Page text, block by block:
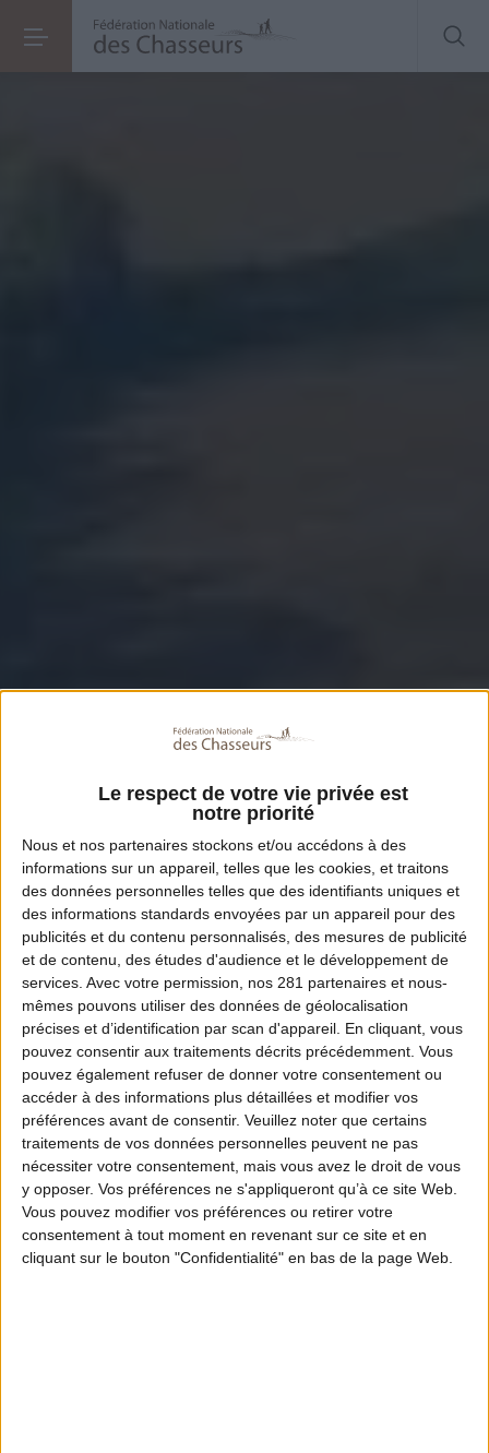
Le respect de votre vie privée est
notre priorité
Nous et nos partenaires stockons et/ou accédons à des
informations sur un appareil, telles que les cookies, et traitons
des données personnelles telles que des identifiants uniques et
des informations standards envoyées par un appareil pour des
publicités et du contenu personnalisés, des mesures de publicité
et de contenu, des études d'audience et le développement de
services. Avec votre permission, nos 281 partenaires et nous-
mêmes pouvons utiliser des données de géolocalisation
précises et d’identification par scan d'appareil. En cliquant, vous
pouvez consentir aux traitements décrits précédemment. Vous
pouvez également refuser de donner votre consentement ou
accéder à des informations plus détaillées et modifier vos
préférences avant de consentir. Veuillez noter que certains
traitements de vos données personnelles peuvent ne pas
nécessiter votre consentement, mais vous avez le droit de vous
y opposer. Vos préférences ne s'appliqueront qu’à ce site Web.
Vous pouvez modifier vos préférences ou retirer votre
consentement à tout moment en revenant sur ce site et en
cliquant sur le bouton "Confidentialité" en bas de la page Web.